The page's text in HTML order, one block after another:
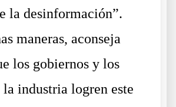
la desinformación”.
maneras, aconseja
los gobiernos y los
la industria logren este